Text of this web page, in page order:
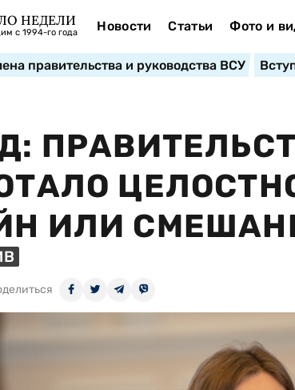
НЕДЕЛИ
с 1994-го года Новости Статьи Фото и
правительства и руководства ВСУ
ИЛИ